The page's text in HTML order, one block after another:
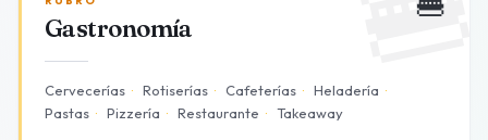
Gastronomía
Cervecerías · Rotiserías · Cafeterías · Heladería ·
Pastas · Pizzería · Restaurante · Takeaway